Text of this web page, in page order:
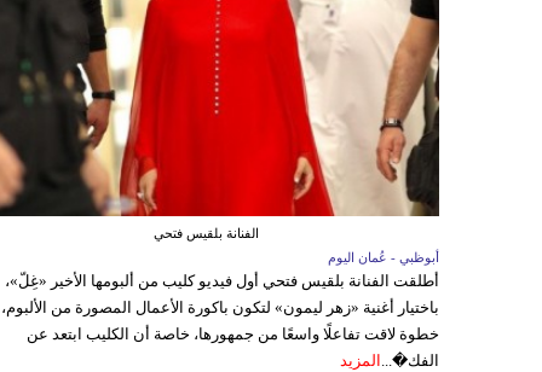
الفنانة بلقيس فتحي
أبوظبي - عُمان اليوم
أطلقت الفنانة بلقيس فتحي أول فيديو كليب من ألبومها الأخير «غِلّ»،
باختيار أغنية «زهر ليمون» لتكون باكورة الأعمال المصورة من
خطوة لاقت تفاعلًا واسعًا من جمهورها، خاصة أن الكليب ابتعد عن
الفك�... المزيد